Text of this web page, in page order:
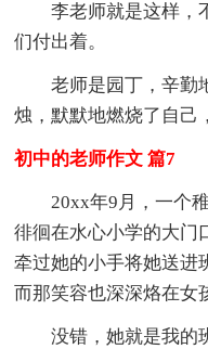
李老师就是这样，
们付出着。
老师是园丁，辛勤
烛，默默地燃烧了自己
初中的老师作文 篇7
20xx年9月，一个
徘徊在水心小学的大门
牵过她的小手将她送进
而那笑容也深深烙在女
没错，她就是我的